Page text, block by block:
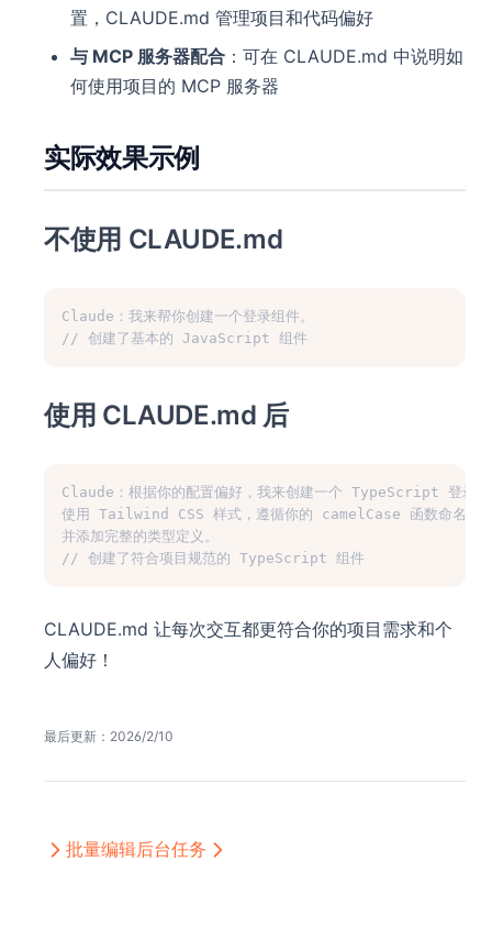
置，CLAUDE.md 管理项目和代码偏好
与 MCP 服务器配合 ：可在 CLAUDE.md 中说明如
何使用项目的 MCP 服务器
实际效果示例
不使用 CLAUDE.md
Claude：我来帮你创建一个登录组件。
// 创建了基本的 JavaScript 组件
使用 CLAUDE.md 后
Claude：根据你的配置偏好，我来创建一个 TypeScript 登录组
使用 Tailwind CSS 样式，遵循你的 camelCase 函数命名约
并添加完整的类型定义。
// 创建了符合项目规范的 TypeScript 组件
CLAUDE.md 让每次交互都更符合你的项目需求和个
人偏好！
最后更新： 2026/2/10
批量编辑后台任务